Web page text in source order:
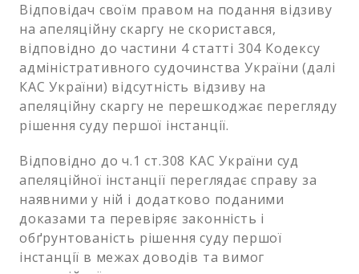
Відповідач своїм правом на подання відзиву
на апеляційну скаргу не скористався,
відповідно до частини 4 статті 304 Кодексу
адміністративного судочинства України (далі
КАС України) відсутність відзиву на
апеляційну скаргу не перешкоджає перегляду
рішення суду першої інстанції.
Відповідно до ч.1 ст.308 КАС України суд
апеляційної інстанції переглядає справу за
наявними у ній і додатково поданими
доказами та перевіряє законність і
обґрунтованість рішення суду першої
інстанції в межах доводів та вимог